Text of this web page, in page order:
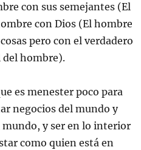
con sus semejantes (El
con Dios (El hombre
pero con el verdadero
hombre).
es menester poco para
negocios del mundo y
mundo, y ser en lo interior
como quien está en